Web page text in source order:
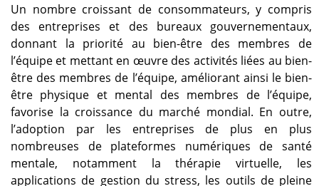
Un nombre croissant de consommateurs, y compris
des entreprises et des bureaux gouvernementaux,
donnant la priorité au bien-être des membres de
l’équipe et mettant en œuvre des activités liées au bien-
être des membres de l’équipe, améliorant ainsi le bien-
être physique et mental des membres de l’équipe,
favorise la croissance du marché mondial. En outre,
l’adoption par les entreprises de plus en plus
nombreuses de plateformes numériques de santé
mentale, notamment la thérapie virtuelle, les
applications de gestion du stress, les outils de pleine